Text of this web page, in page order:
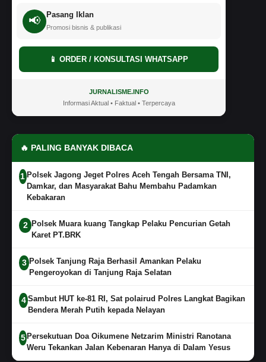
📢 Pasang Iklan
Promosi bisnis & publikasi
📱 ORDER / KONSULTASI WHATSAPP
JURNALISME.INFO
Informasi Aktual • Faktual • Terpercaya
🔥 PALING BANYAK DIBACA
1Polsek Jagong Jeget Polres Aceh Tengah Bersama TNI,
Damkar, dan Masyarakat Bahu Membahu Padamkan
Kebakaran
2 Polsek Muara kuang Tangkap Pelaku Pencurian Getah
Karet PT.BRK
3 Polsek Tanjung Raja Berhasil Amankan Pelaku
Pengeroyokan di Tanjung Raja Selatan
4 Sambut HUT ke-81 RI, Sat polairud Polres Langkat Bagikan
Bendera Merah Putih kepada Nelayan
5 Persekutuan Doa Oikumene Netzarim Ministri Ranotana
Weru Tekankan Jalan Kebenaran Hanya di Dalam Yesus